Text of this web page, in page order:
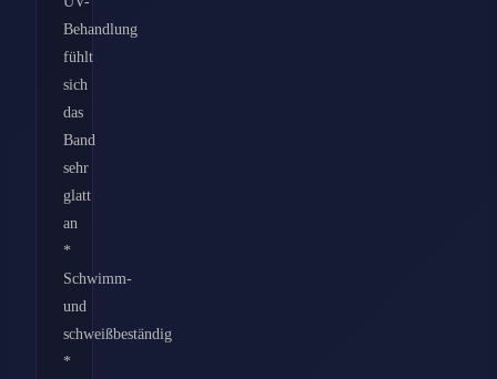
Behandlung
fühlt
sich
das
Band
sehr
glatt
an
*
Schwimm-
und
schweißbeständig
*